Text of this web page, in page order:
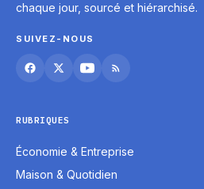
chaque jour, sourcé et hiérarchisé.
SUIVEZ-NOUS
RUBRIQUES
Économie & Entreprise
Maison & Quotidien